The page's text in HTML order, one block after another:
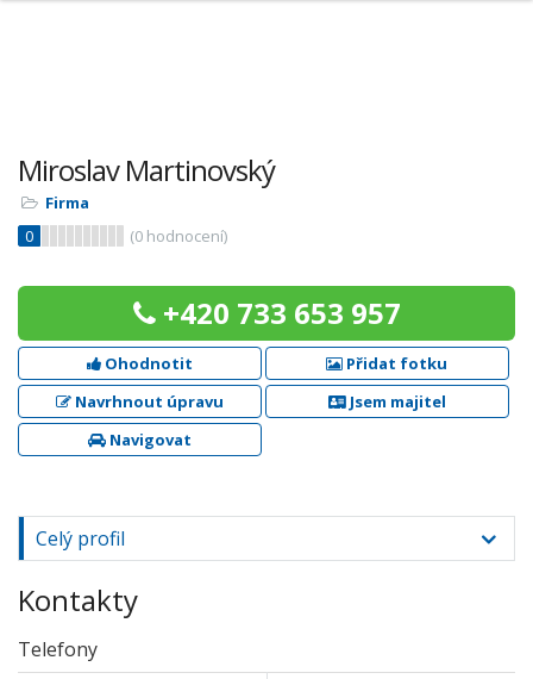
Miroslav Martinovský
Firma
0
(0 hodnocení)
+420 733 653 957
Ohodnotit
Přidat fotku
Navrhnout úpravu
Jsem majitel
Navigovat
Celý profil
Kontakty
Telefony